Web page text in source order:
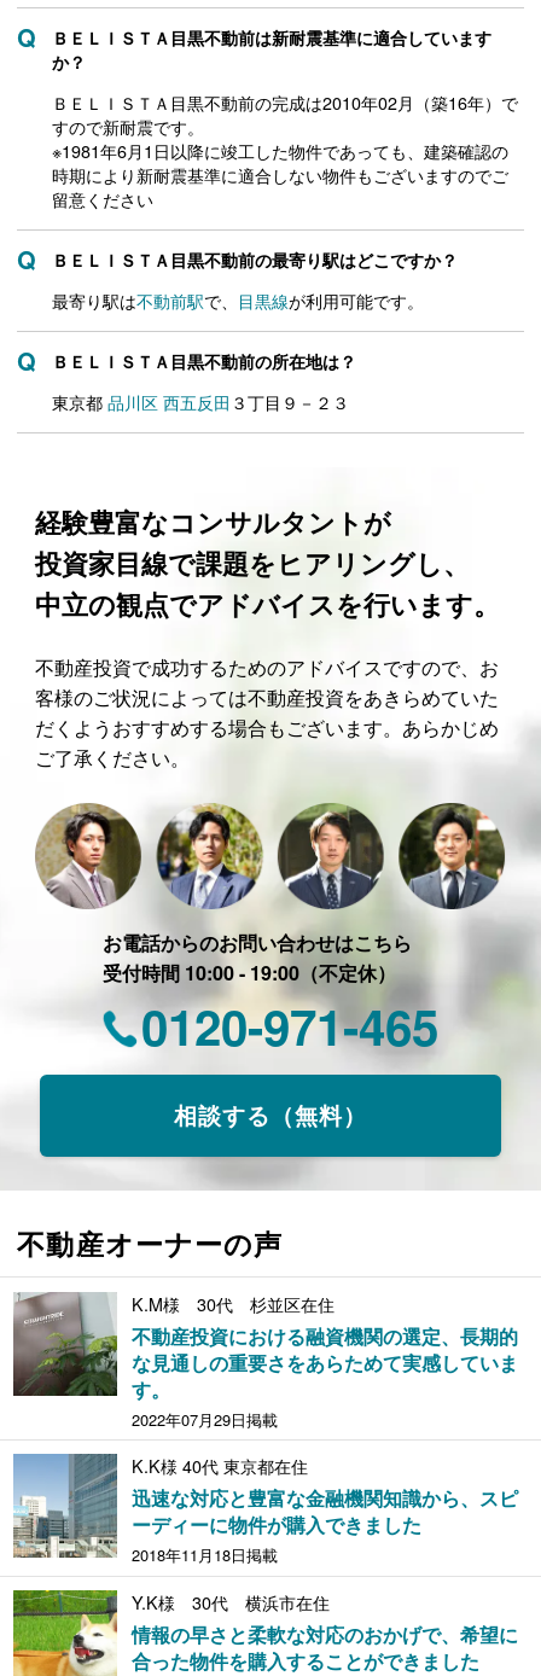
ＢＥＬＩＳＴＡ目黒不動前は新耐震基準に適合しています
か？
ＢＥＬＩＳＴＡ目黒不動前の完成は2010年02月（築16年）で
すので新耐震です。
※1981年6月1日以降に竣工した物件であっても、建築確認の
時期により新耐震基準に適合しない物件もございますのでご
留意ください
ＢＥＬＩＳＴＡ目黒不動前の最寄り駅はどこですか？
最寄り駅は不動前駅で、 目黒線が利用可能です。
ＢＥＬＩＳＴＡ目黒不動前の所在地は？
東京都 品川区 西五反田 ３丁目９－２３
経験豊富なコンサルタントが
投資家目線で課題をヒアリングし、
中立の観点でアドバイスを行います。
不動産投資で成功するためのアドバイスですので、お
客様のご状況によっては不動産投資をあきらめていた
だくようおすすめする場合もございます。あらかじめ
ご了承ください。
お電話からのお問い合わせはこちら
受付時間 10:00 - 19:00（不定休）
0120-971-465
相談する（無料）
不動産オーナーの声
K.M様 30代 杉並区在住
不動産投資における融資機関の選定、長期的
な見通しの重要さをあらためて実感していま
す。
2022年07月29日掲載
K.K様 40代 東京都在住
迅速な対応と豊富な金融機関知識から、スピ
ーディーに物件が購入できました
2018年11月18日掲載
Y.K様 30代 横浜市在住
情報の早さと柔軟な対応のおかげで、希望に
合った物件を購入することができました